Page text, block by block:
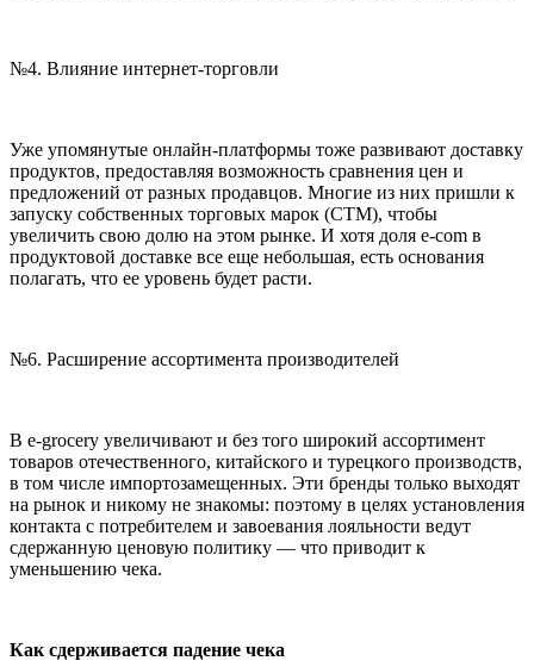
№4. Влияние интернет-торговли
Уже упомянутые онлайн-платформы тоже развивают доставку
продуктов, предоставляя возможность сравнения цен и
предложений от разных продавцов. Многие из них пришли к
запуску собственных торговых марок (СТМ), чтобы
увеличить свою долю на этом рынке. И хотя доля e-com в
продуктовой доставке все еще небольшая, есть основания
полагать, что ее уровень будет расти.
№6. Расширение ассортимента производителей
В e-grocery увеличивают и без того широкий ассортимент
товаров отечественного, китайского и турецкого производств,
в том числе импортозамещенных. Эти бренды только выходят
на рынок и никому не знакомы: поэтому в целях установления
контакта с потребителем и завоевания лояльности ведут
сдержанную ценовую политику — что приводит к
уменьшению чека.
Как сдерживается падение чека